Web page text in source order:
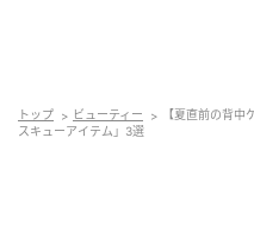
トップ ビューティー
【夏直前の背
スキューアイテム」3選